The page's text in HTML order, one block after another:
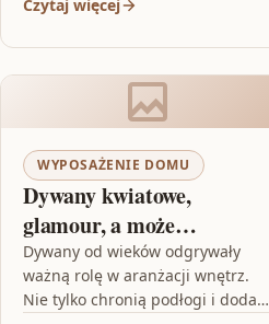
stosowanie odnawialnych
Czytaj więcej
WYPOSAŻENIE DOMU
Dywany kwiatowe,
glamour, a może
orientalne? Co wybrać?
Dywany od wieków odgrywały
ważną rolę w aranżacji wnętrz.
Nie tylko chronią podłogi i dodają